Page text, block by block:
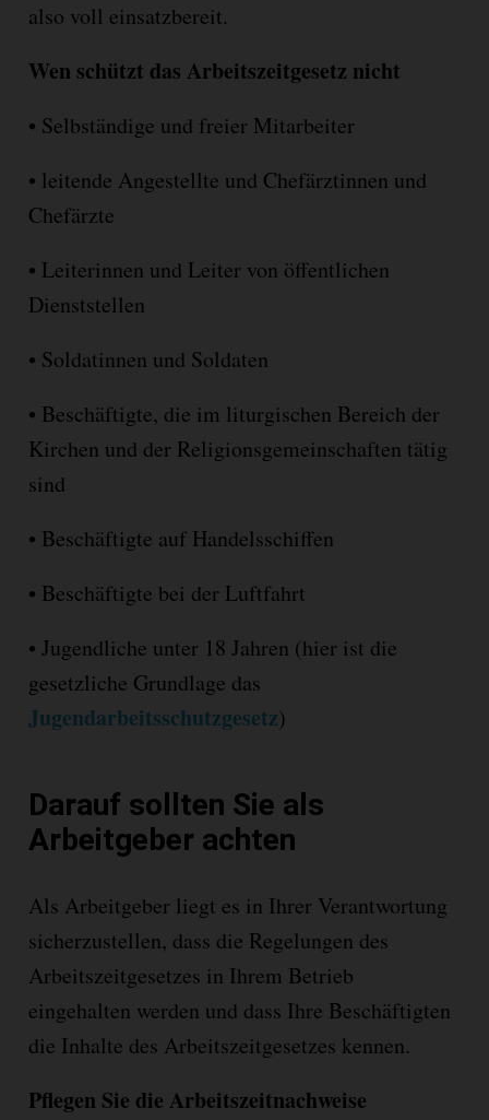
also voll einsatzbereit.
Wen schützt das Arbeitszeitgesetz nicht
• Selbständige und freier Mitarbeiter
• leitende Angestellte und Chefärztinnen und
Chefärzte
• Leiterinnen und Leiter von öffentlichen
Dienststellen
• Soldatinnen und Soldaten
• Beschäftigte, die im liturgischen Bereich der
Kirchen und der Religionsgemeinschaften tätig
sind
• Beschäftigte auf Handelsschiffen
• Beschäftigte bei der Luftfahrt
• Jugendliche unter 18 Jahren (hier ist die
gesetzliche Grundlage das
Jugendarbeitsschutzgesetz)
Darauf sollten Sie als
Arbeitgeber achten
Als Arbeitgeber liegt es in Ihrer Verantwortung
sicherzustellen, dass die Regelungen des
Arbeitszeitgesetzes in Ihrem Betrieb
eingehalten werden und dass Ihre Beschäftigten
die Inhalte des Arbeitszeitgesetzes kennen.
Pflegen Sie die Arbeitszeitnachweise